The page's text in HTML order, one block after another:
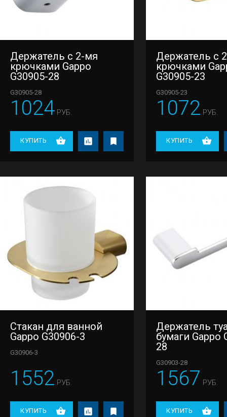
Держатель с 2-мя
крючками Gappo
G30905-28
G30905-28
1024 РУБ.
КУПИТЬ
Держатель с
крючками
G30905-23
G30905-23
1072 РУБ.
КУПИТЬ
Стакан для ванной
Gappo G30906-3
G30906-3
1552 РУБ.
КУПИТЬ
Держатель
бумаги Gappo
28
G30903-28
1567 РУБ.
КУПИТЬ